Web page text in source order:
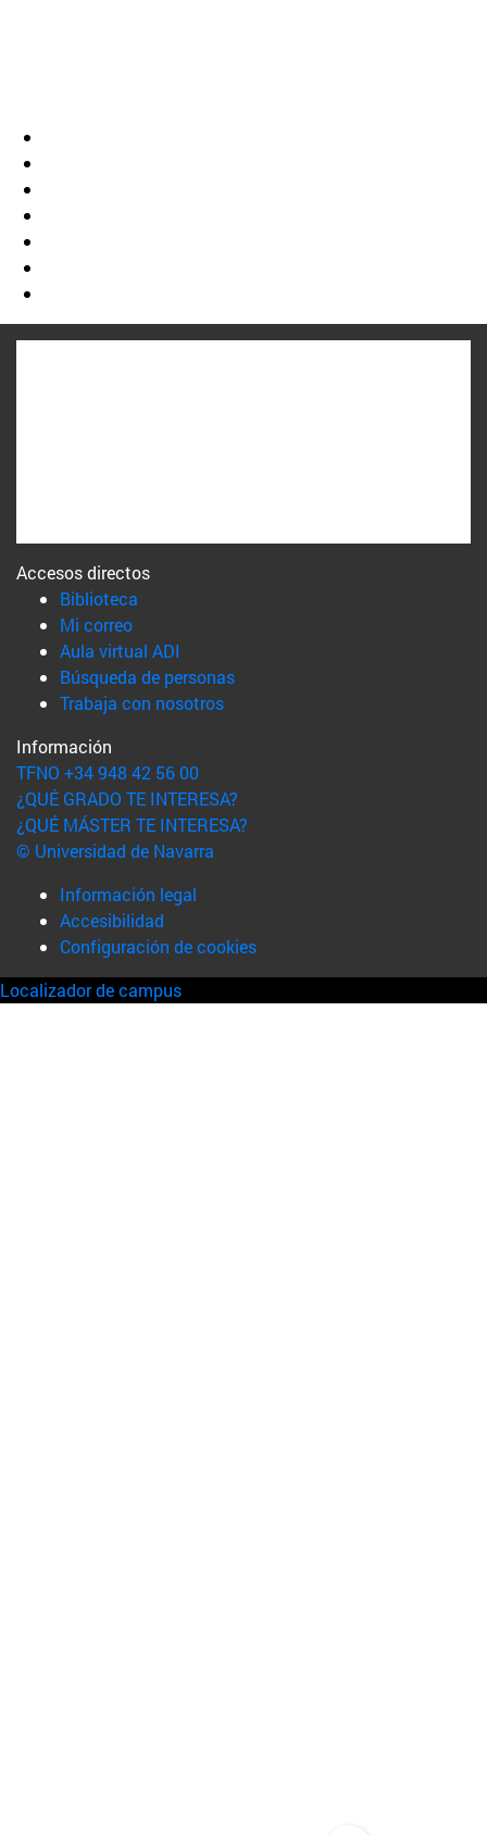
Accesos directos
Biblioteca
Mi correo(abre en nueva ventana)
Aula virtual ADI
Búsqueda de personas(abre en nueva ventana)
Trabaja con nosotros(abre en nueva ventana)
Información
TFNO +34 948 42 56 00
¿QUÉ GRADO TE INTERESA?
¿QUÉ MÁSTER TE INTERESA?
© Universidad de Navarra
Información legal
Accesibilidad
Configuración de cookies
Localizador de campus